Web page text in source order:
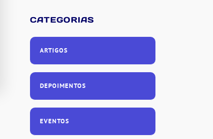
CATEGORIAS
ARTIGOS
DEPOIMENTOS
EVENTOS